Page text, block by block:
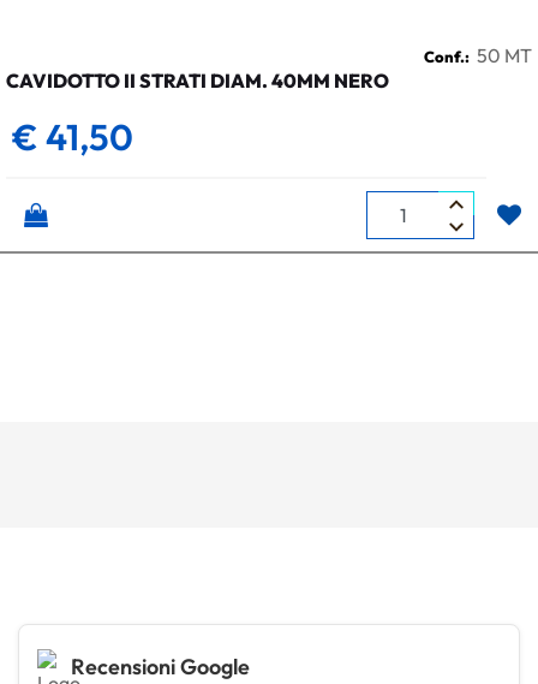
Conf.: 50 MT
CAVIDOTTO II STRATI DIAM. 40MM NERO
€ 41,50
Quantità
Recensioni Google